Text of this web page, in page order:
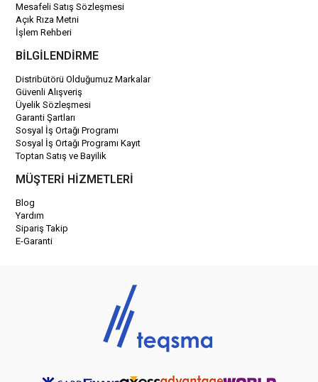
Mesafeli Satış Sözleşmesi
Açık Rıza Metni
İşlem Rehberi
BİLGİLENDİRME
Distribütörü Olduğumuz Markalar
Güvenli Alışveriş
Üyelik Sözleşmesi
Garanti Şartları
Sosyal İş Ortağı Programı
Sosyal İş Ortağı Programı Kayıt
Toptan Satış ve Bayilik
MÜŞTERİ HİZMETLERİ
Blog
Yardım
Sipariş Takip
E-Garanti